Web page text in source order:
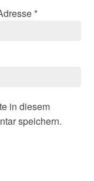
*
in diesem
speichern.